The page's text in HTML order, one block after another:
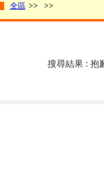
全區 >> >>
搜尋結果 : 抱